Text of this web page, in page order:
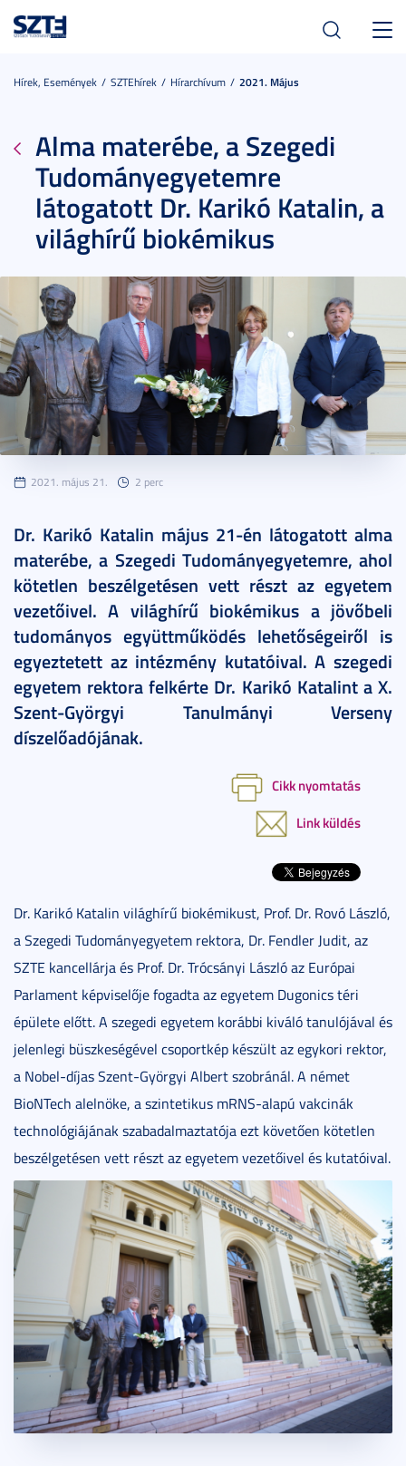
Hírek, Események SZTEhírek Hírarchívum 2021. Május
Alma materébe, a Szegedi
Tudományegyetemre
látogatott Dr. Karikó Katalin, a
világhírű biokémikus
2021. május 21. 2 perc
Dr. Karikó Katalin május 21-én látogatott alma
materébe, a Szegedi Tudományegyetemre, ahol
kötetlen beszélgetésen vett részt az egyetem
vezetőivel. A világhírű biokémikus a jövőbeli
tudományos együttműködés lehetőségeiről is
egyeztetett az intézmény kutatóival. A szegedi
egyetem rektora felkérte Dr. Karikó Katalint a X.
Szent-Györgyi Tanulmányi Verseny
díszelőadójának.
Cikk nyomtatás
Link küldés
Dr. Karikó Katalin világhírű biokémikust, Prof. Dr. Rovó László,
a Szegedi Tudományegyetem rektora, Dr. Fendler Judit, az
SZTE kancellárja és Prof. Dr. Trócsányi László az Európai
Parlament képviselője fogadta az egyetem Dugonics téri
épülete előtt. A szegedi egyetem korábbi kiváló tanulójával és
jelenlegi büszkeségével csoportkép készült az egykori rektor,
a Nobel-díjas Szent-Györgyi Albert szobránál. A német
BioNTech alelnöke, a szintetikus mRNS-alapú vakcinák
technológiájának szabadalmaztatója ezt követően kötetlen
beszélgetésen vett részt az egyetem vezetőivel és kutatóival.